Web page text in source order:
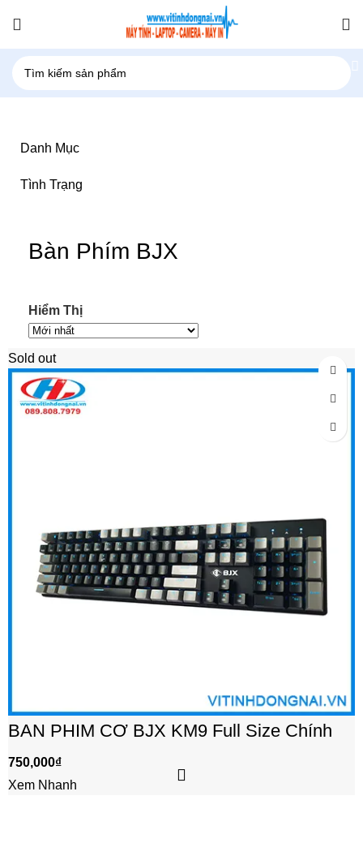
Danh Mục
Tình Trạng
Bàn Phím BJX
Hiểm Thị
Sold out
BÀN PHÍM CƠ BJX KM9 Full Size Chính
750,000₫
Xem Nhanh